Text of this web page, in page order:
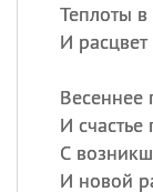
Теплоты
И
Весеннее
И счастье
С
И новой